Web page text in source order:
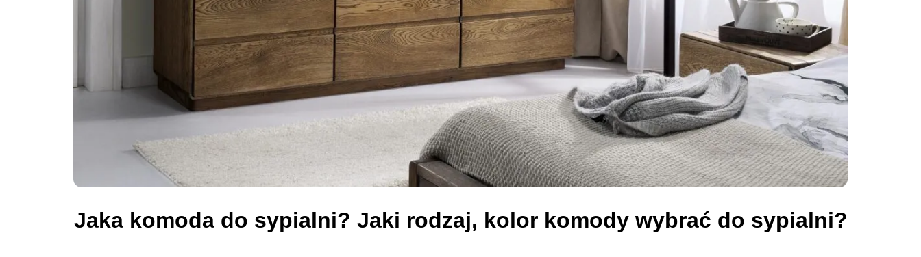
Jaka komoda do sypialni? Jaki rodzaj, kolor komody wybrać do sypialni?